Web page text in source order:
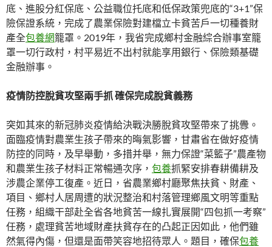
底、進股分紅保底、公益職位托底和低保政策兜底的“3+1”保
險保證系統，完成了農業保險對建檔立卡貧苦戶一切種養財
產全包養網籠罩。2019年，我省完成鄉村金融綜合辦事室籠
罩一切行政村，村平易近不出村就能享用銀行、保險類基礎
金融辦事。
疫情防控脫貧攻堅兩手抓 確保完成脫貧義務
突如其來的新冠肺炎疫情給決戰決勝脫貧攻堅帶來了挑釁。
面臨疫情對農業生孩子帶來的晦氣影響，甘肅省在做好疫情
防控的同時，及早舉動，多措并舉，無力保證“菜籃子”農產物
和農業生孩子材料正常暢通次序， 包養抓緊安排春耕備耕及
涉農企業停工復產。近日，省農業鄉村廳聚焦扶貧、財產、
項目、鄉村人居周遭的狀況整治和村落管理鄉風文明等重點
任務，組織干部赴全省各地貧苦一線扎實展開“四包抓一考察”
任務，處理貧苦地域財產扶貧存在的凸起正因如此，他們雖
然氣得內傷，但還是面帶笑容地招待眾人。題目，確保包養